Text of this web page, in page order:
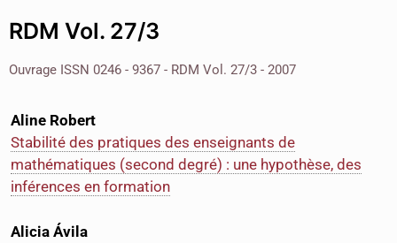
RDM Vol. 27/3
Ouvrage ISSN 0246 - 9367 - RDM Vol. 27/3 - 2007
Aline Robert
Stabilité des pratiques des enseignants de
mathématiques (second degré) : une hypothèse, des
inférences en formation
Alicia Ávila